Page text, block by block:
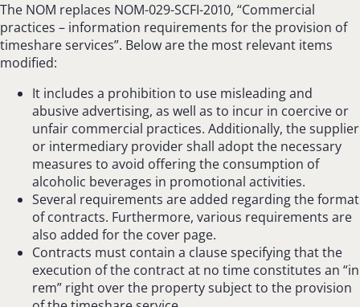
The NOM replaces NOM-029-SCFI-2010, “Commercial
practices – information requirements for the provision of
timeshare services”. Below are the most relevant items
modified:
It includes a prohibition to use misleading and
abusive advertising, as well as to incur in coercive or
unfair commercial practices. Additionally, the supplier
or intermediary provider shall adopt the necessary
measures to avoid offering the consumption of
alcoholic beverages in promotional activities.
Several requirements are added regarding the format
of contracts. Furthermore, various requirements are
also added for the cover page.
Contracts must contain a clause specifying that the
execution of the contract at no time constitutes an “in
rem” right over the property subject to the provision